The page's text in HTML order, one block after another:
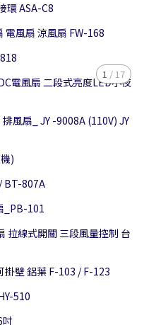
環 ASA-C8
電風扇 涼風扇 FW-168
電風扇 二段式亮度LED小夜
風扇_ JY -9008A (110V) JY
)
BT-807A
_PB-101
拉線式開關 三段風量控制 台
掛壁 鋁葉 F-103 / F-123
510
吋
1 /17